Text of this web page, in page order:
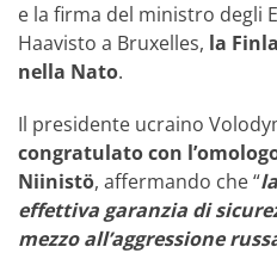
e la firma del ministro degli
Haavisto a Bruxelles, la
nella Nato.
Il presidente ucraino
congratulato con
Niinistö, affermando che “
effettiva garanzia di
mezzo all’aggressione